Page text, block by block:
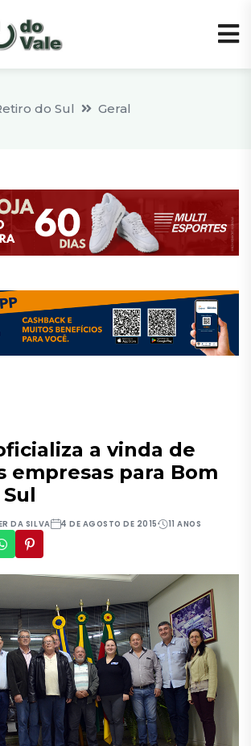
do Sul Geral
a vinda de
empresas para Bom
DA SILVA 4 DE AGOSTO DE 2015 11 ANOS